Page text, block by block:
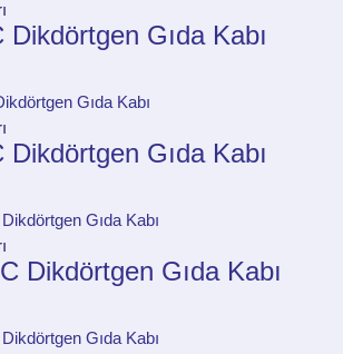
Dikdörtgen Gıda Kabı
Dikdörtgen Gıda Kabı
Dikdörtgen Gıda Kabı